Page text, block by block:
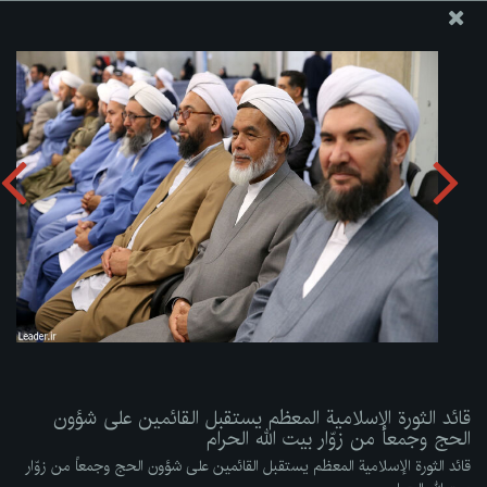
موقع مکتب سماحة القائد آية الله العظمى الخامنئي
قائد الثورة الإسلامية المعظم يستقبل القائمين على شؤون الحج
وجمعاً من زوّار بيت الله الحرام
تحميل الألبوم:zip
قائد الثورة الإسلامية المعظم يستقبل القائمين على شؤون
الحج وجمعاً من زوّار بيت الله الحرام
قائد الثورة الإسلامية المعظم يستقبل القائمين على شؤون الحج وجمعاً من زوّار